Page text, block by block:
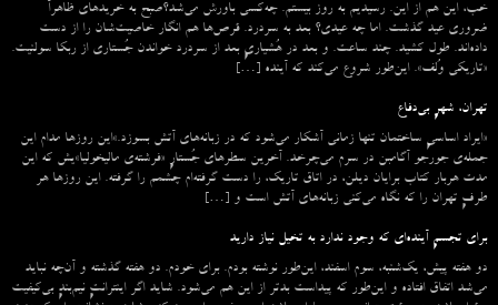
خب، این هم از این. رسیدیم به روز بیستم. چه‌کسی باورش می‌شد؟صبح به خریدهای ظاهراً
ضروری عید گذشت. اما چه عیدی؟ بعد به سردرد. قرص‌ها هم انگار خاصیت‌شان را از دست
داده‌اند. طول کشید. چند ساعت. و بعد در هُشیاریِ بعد از سردرد خواندن جُستاری از ربکا سولنیت.
«تاریکی وُلف». این‌طور شروع می‌‌کند که آینده […]
تهران، شهرِ بی‌دفاع
«ایراد اساسیِ ساختمان تنها زمانی آشکار می‌شود که در زبانه‌‌های آتش بسوزد.»این روزها مدام این
جمله‌ی جورجو آگامبن در سرم می‌چرخد. آخرین سطرهای جُستارِ «فرشته‌ی مالیخولیا»یش که این
مدت هربار کتاب برایان دیلن، در اتاق تاریک، را دست گرفته‌ام چشمم را گرفته. این روزها هر
طرفِ تهران را که نگاه می‌کنی زبانه‌های آتش است و […]
برای تجسمِ آینده‌ای که وجود ندارد به تخیل نیاز دارید
دو هفته پیش، یک‌شنبه، سوم اسفند، این‌طور نوشته بودم. برای خودم. دو هفته گذشته و آن‌چه نباید
می‌شد اتفاق افتاده و این‌طور که پیداست بدتر از این هم می‌شود. شاید اگر اینترانتِ نیم‌بندِ بی‌کیفیت